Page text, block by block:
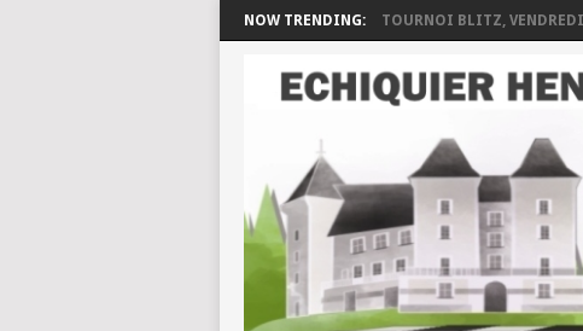
NOW TRENDING: TOURNOI BLITZ,